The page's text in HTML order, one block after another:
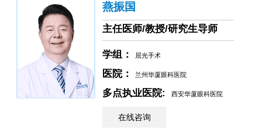
燕振国
主任医师/教授/研究生导师
学组： 屈光手术
医院： 兰州华厦眼科医院
多点执业医院: 西安华厦眼科医院
在线咨询